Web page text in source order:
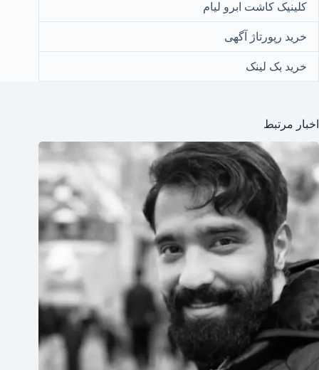
کلینیک کاشت ابرو لیام
خرید رپورتاژ آگهی
خرید بک لینک
اخبار مرتبط